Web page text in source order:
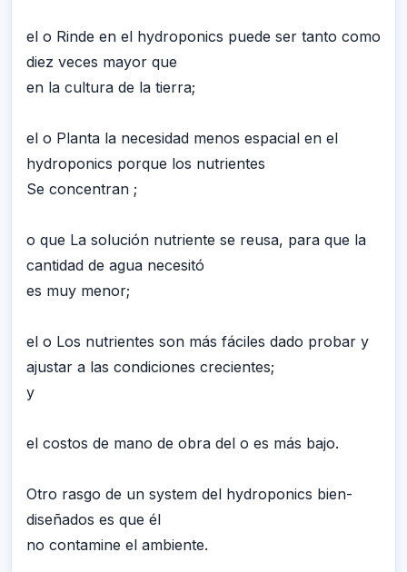
el o Rinde en el hydroponics puede ser tanto como
diez veces mayor que
en la cultura de la tierra;
el o Planta la necesidad menos espacial en el
hydroponics porque los nutrientes
Se concentran ;
o que La solución nutriente se reusa, para que la
cantidad de agua necesitó
es muy menor;
el o Los nutrientes son más fáciles dado probar y
ajustar a las condiciones crecientes;
y
el costos de mano de obra del o es más bajo.
Otro rasgo de un system del hydroponics bien-
diseñados es que él
no contamine el ambiente.